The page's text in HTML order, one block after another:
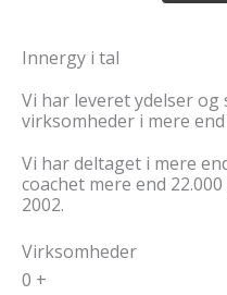
Innergy i tal
Vi har leveret ydelser og
virksomheder i mere end
Vi har deltaget i mere
coachet mere end
2002.
Virksomheder
0 +